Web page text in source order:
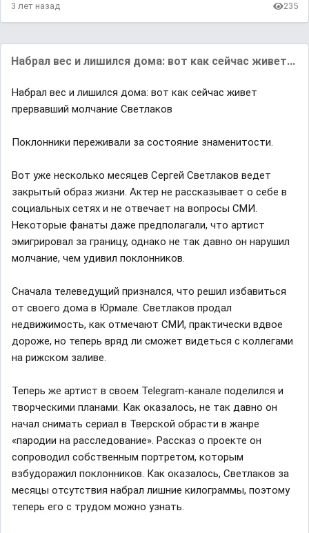
3 лет назад 235
Набрал вес и лишился дома: вот как сейчас живет...
Набрал вес и лишился дома: вот как сейчас живет
прервавший молчание Светлаков
Поклонники переживали за состояние знаменитости.
Вот уже несколько месяцев Сергей Светлаков ведет
закрытый образ жизни. Актер не рассказывает о себе в
социальных сетях и не отвечает на вопросы СМИ.
Некоторые фанаты даже предполагали, что артист
эмигрировал за границу, однако не так давно он нарушил
молчание, чем удивил поклонников.
Сначала телеведущий признался, что решил избавиться
от своего дома в Юрмале. Светлаков продал
недвижимость, как отмечают СМИ, практически вдвое
дороже, но теперь вряд ли сможет видеться с коллегами
на рижском заливе.
Теперь же артист в своем Telegram-канале поделился и
творческими планами. Как оказалось, не так давно он
начал снимать сериал в Тверской обрасти в жанре
«пародии на расследование». Рассказ о проекте он
сопроводил собственным портретом, которым
взбудоражил поклонников. Как оказалось, Светлаков за
месяцы отсутствия набрал лишние килограммы, поэтому
теперь его с трудом можно узнать.